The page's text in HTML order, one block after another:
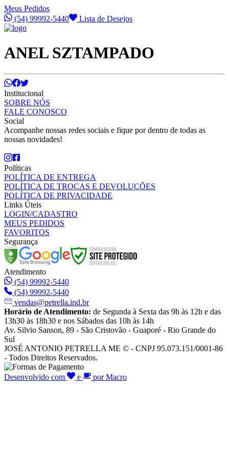
Meus Pedidos
(54) 99992-5440
Lista de Desejos
ANEL SZTAMPADO
Institucional
SOBRE NÓS
FALE CONOSCO
Social
Acompanhe nossas redes sociais e fique por dentro de todas as
nossas novidades!
Políticas
POLÍTICA DE ENTREGA
POLÍTICA DE TROCAS E DEVOLUÇÕES
POLÍTICA DE PRIVACIDADE
Links Úteis
LOGIN/CADASTRO
MEUS PEDIDOS
FAVORITOS
Segurança
Atendimento
(54) 99992-5440
(54) 99992-5440
vendas@petrella.ind.br
Horário de Atendimento: de Segunda à Sexta das 9h às 12h e das
13h30 às 18h30 e nos Sábados das 10h às 14h
Av. Silvio Sanson, 89 - São Cristovão - Guaporé - Rio Grande do
Sul
JOSÉ ANTONIO PETRELLA ME © - CNPJ 95.073.151/0001-86
- Todos Direitos Reservados.
Desenvolvido com e por Macro